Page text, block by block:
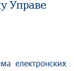
Управе
електронских